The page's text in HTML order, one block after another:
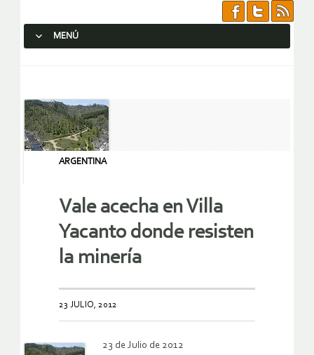
MENÚ
ARGENTINA
Vale acecha en Villa
Yacanto donde resisten
la minería
23 JULIO, 2012
23 de Julio de 2012